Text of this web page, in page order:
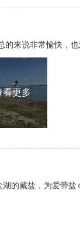
的来说非常愉快，
看更多
湖的藏盐，为爱带